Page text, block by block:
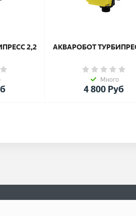
2,2 АКВАРОБОТ
Много
4 800 Руб